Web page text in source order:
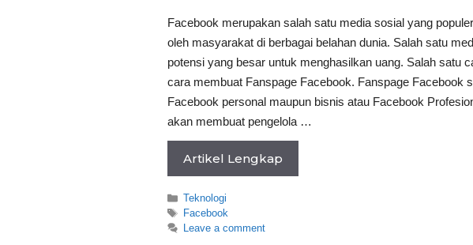
Facebook merupakan salah satu media sosial yang
oleh masyarakat di berbagai belahan dunia. Salah satu
potensi yang besar untuk menghasilkan uang. Salah satu
cara membuat Fanspage Facebook. Fanspage Facebook
Facebook personal maupun bisnis atau Facebook
akan membuat pengelola …
Artikel Lengkap
Categories
Teknologi
Tags
Facebook
Leave a comment